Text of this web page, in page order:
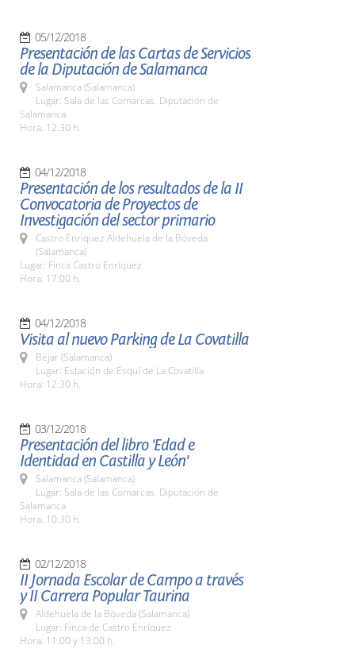
05/12/2018
Presentación de las Cartas de Servicios
de la Diputación de Salamanca
Salamanca (Salamanca)
Lugar: Sala de las Comarcas. Diputación de
Salamanca
Hora: 12:30 h.
04/12/2018
Presentación de los resultados de la II
Convocatoria de Proyectos de
Investigación del sector primario
Castro Enriquez Aldehuela de la Bóveda
(Salamanca)
Lugar: Finca Castro Enríquez
Hora: 17:00 h.
04/12/2018
Visita al nuevo Parking de La Covatilla
Béjar (Salamanca)
Lugar: Estación de Esquí de La Covatilla
Hora: 12:30 h.
03/12/2018
Presentación del libro 'Edad e
Identidad en Castilla y León'
Salamanca (Salamanca)
Lugar: Sala de las Comarcas. Diputación de
Salamanca
Hora: 10:30 h.
02/12/2018
II Jornada Escolar de Campo a través
y II Carrera Popular Taurina
Aldehuela de la Bóveda (Salamanca)
Lugar: Finca de Castro Enríquez
Hora: 11.00 y 13:00 h.